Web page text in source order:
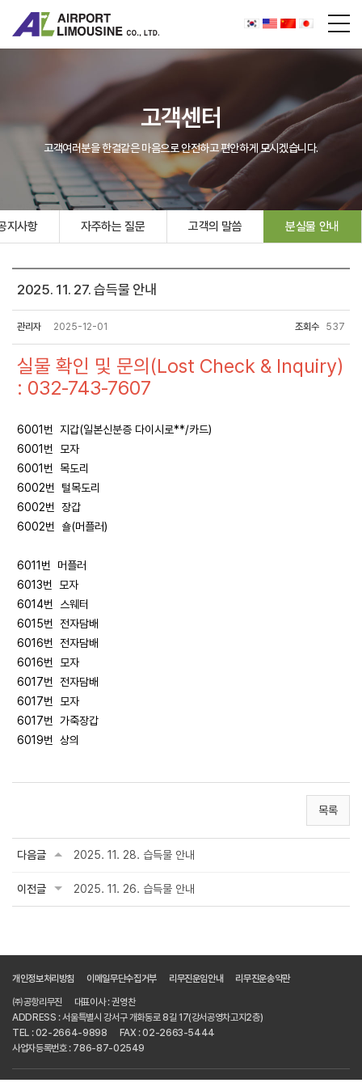
고객센터
고객여러분을 한결같은 마음으로 안전하고 편안하게 모시겠습니다.
지사항 자주하는 질문 고객의 말씀 분실물 안내
2025. 11. 27. 습득물 안내
관리자 2025-12-01 조회수 537
실물 확인 및 문의(Lost Check & Inquiry)
: 032-743-7607
6001번 지갑(일본신분증 다이시로**/카드)
6001번 모자
6001번 목도리
6002번 털목도리
6002번 장갑
6002번 숄(머플러)
6011번 머플러
6013번 모자
6014번 스웨터
6015번 전자담배
6016번 전자담배
6016번 모자
6017번 전자담배
6017번 모자
6017번 가죽장갑
6019번 상의
목록
다음글 2025. 11. 28. 습득물 안내
이전글 2025. 11. 26. 습득물 안내
개인정보처리방침 이메일무단수집거부 리무진운임안내 리무진운송약관
㈜공항리무진
대표이사 : 권영찬
ADDRESS : 서울특별시 강서구 개화동로 8길 17(강서공영차고지2층)
TEL : 02-2664-9898
FAX : 02-2663-5444
사업자등록번호 : 786-87-02549